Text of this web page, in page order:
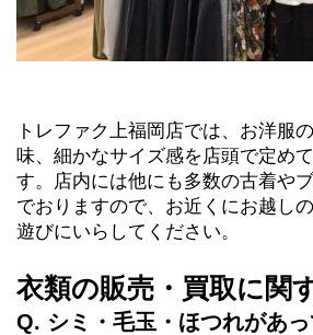
トレファク上福岡店では、お洋服
味、細かなサイズ感を店頭で定め
す。店内には他にも多数の古着や
でおりますので、お近くにお越し
遊びにいらしてください。
衣類の販売・買取に関
Q. シミ・毛玉・ほつれがあ